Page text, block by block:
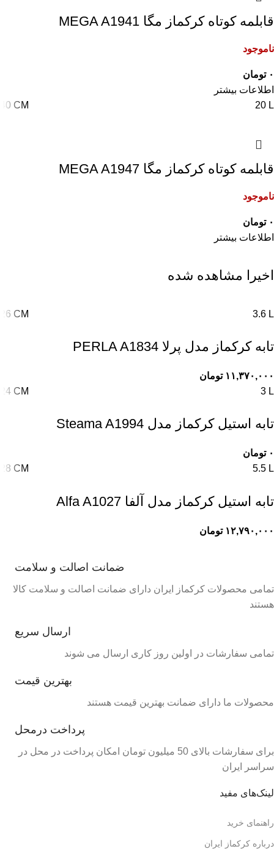
قابلمه کوتاه کرکماز مگا MEGA A1941
ناموجود
۰ تومان
اطلاعات بیشتر
20 L
40 CM
قابلمه کوتاه کرکماز مگا MEGA A1947
ناموجود
۰ تومان
اطلاعات بیشتر
اخیرا مشاهده شده
3.6 L
26 CM
تابه کرکماز مدل پرلا PERLA A1834
۱۱,۳۷۰,۰۰۰ تومان
3 L
24 CM
تابه استیل کرکماز مدل Steama A1994
۰ تومان
5.5 L
28 CM
تابه استیل کرکماز مدل آلفا Alfa A1027
۱۲,۷۹۰,۰۰۰ تومان
ضمانت اصالت و سلامت
تمامی محصولات کرکماز ایران دارای ضمانت اصالت و سلامت کالا
هستند
ارسال سریع
تمامی سفارشات در اولین روز کاری ارسال می شوند
بهترین قیمت
محصولات ما دارای ضمانت بهترین قیمت هستند
پرداخت درمحل
برای سفارشات بالای 50 میلیون تومان امکان پرداخت در محل در
سراسر ایران
لینک‌های مفید
راهنمای خرید
درباره کرکماز ایران